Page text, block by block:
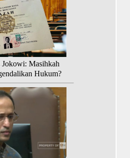
Masihkah
Hukum?